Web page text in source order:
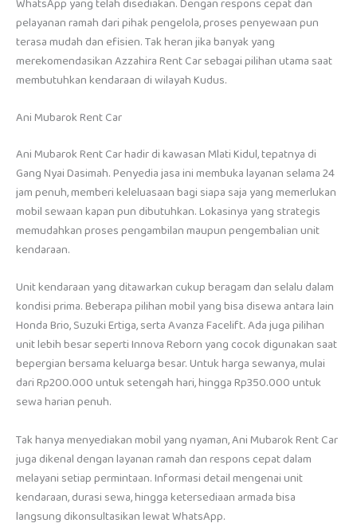
pelayanan ramah dari pihak pengelola, proses penyewaan pun
terasa mudah dan efisien. Tak heran jika banyak yang
merekomendasikan Azzahira Rent Car sebagai pilihan utama saat
membutuhkan kendaraan di wilayah Kudus.
Ani Mubarok Rent Car
Ani Mubarok Rent Car hadir di kawasan Mlati Kidul, tepatnya di
Gang Nyai Dasimah. Penyedia jasa ini membuka layanan selama 24
jam penuh, memberi keleluasaan bagi siapa saja yang memerlukan
mobil sewaan kapan pun dibutuhkan. Lokasinya yang strategis
memudahkan proses pengambilan maupun pengembalian unit
kendaraan.
Unit kendaraan yang ditawarkan cukup beragam dan selalu dalam
kondisi prima. Beberapa pilihan mobil yang bisa disewa antara lain
Honda Brio, Suzuki Ertiga, serta Avanza Facelift. Ada juga pilihan
unit lebih besar seperti Innova Reborn yang cocok digunakan saat
bepergian bersama keluarga besar. Untuk harga sewanya, mulai
dari Rp200.000 untuk setengah hari, hingga Rp350.000 untuk
sewa harian penuh.
Tak hanya menyediakan mobil yang nyaman, Ani Mubarok Rent Car
juga dikenal dengan layanan ramah dan respons cepat dalam
melayani setiap permintaan. Informasi detail mengenai unit
kendaraan, durasi sewa, hingga ketersediaan armada bisa
langsung dikonsultasikan lewat WhatsApp.